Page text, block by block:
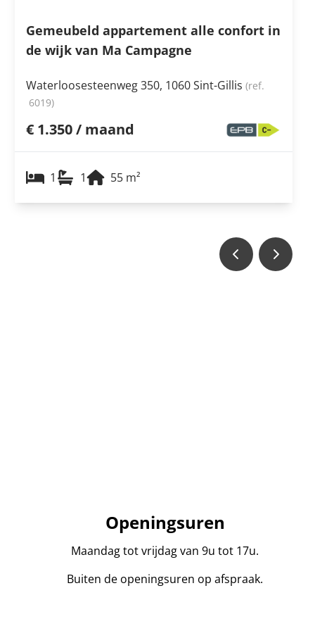
Gemeubeld appartement alle confort in
de wijk van Ma Campagne
Waterloosesteenweg 350, 1060 Sint-Gillis (ref.
6019)
€ 1.350 / maand
1 1 55 m²
Openingsuren
Maandag tot vrijdag van 9u tot 17u.
Buiten de openingsuren op afspraak.